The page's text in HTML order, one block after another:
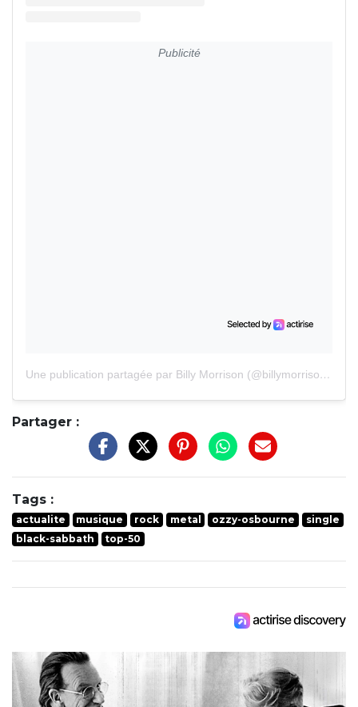
Publicité
Une publication partagée par Billy Morrison (@billymorrisonofficial)
Partager :
Tags :
actualite musique rock metal ozzy-osbourne
single
black-sabbath
top-50